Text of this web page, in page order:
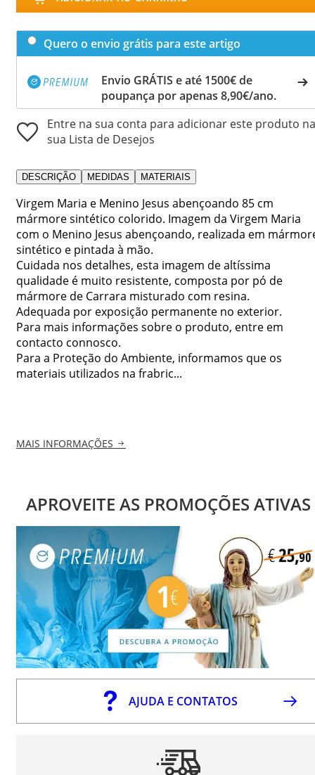
Quero o envio grátis para este artigo
Envio GRÁTIS e até 1500€ de
poupança por apenas 8,90€/ano.
Entre na sua conta para adicionar este produto na
sua Lista de Desejos
DESCRIÇÃO MEDIDAS MATERIAIS
Virgem Maria e Menino Jesus abençoando 85 cm
mármore sintético colorido. Imagem da Virgem Maria
com o Menino Jesus abençoando, realizada em
sintético e pintada à mão.
Cuidada nos detalhes, esta imagem de altíssima
qualidade é muito resistente, composta por pó de
mármore de Carrara misturado com resina.
Adequada por exposição permanente no exterior.
Para mais informações sobre o produto, entre em
contacto connosco.
Para a Proteção do Ambiente, informamos que os
materiais utilizados na frabric...
MAIS INFORMAÇÕES
APROVEITE AS PROMOÇÕES ATIVAS
AJUDA E CONTATOS